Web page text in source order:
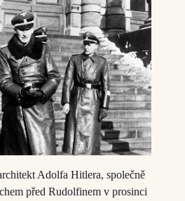
Adolfa Hitlera, společně
před Rudolfinem v prosinci